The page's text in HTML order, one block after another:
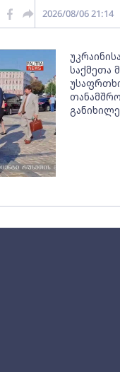
2026/08/06 21:14
საქმეთა